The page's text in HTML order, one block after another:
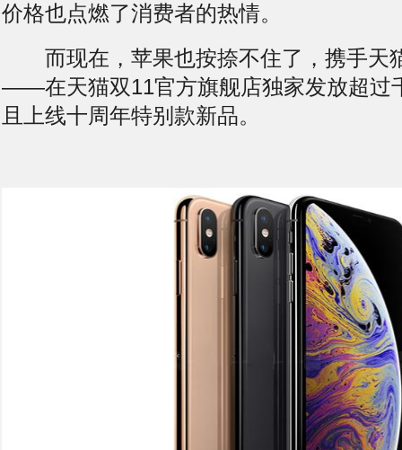
价格也点燃了消费者的热情。
而现在，苹果也按捺不住了，携手天
——在天猫双11官方旗舰店独家发放超过
且上线十周年特别款新品。